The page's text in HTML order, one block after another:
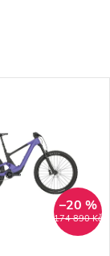
174 890 Kč
–20 %